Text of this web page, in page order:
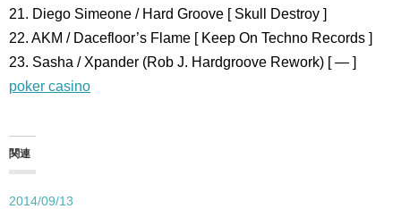
21. Diego Simeone / Hard Groove [ Skull Destroy ]
22. AKM / Dacefloor’s Flame [ Keep On Techno Records ]
23. Sasha / Xpander (Rob J. Hardgroove Rework) [ — ]
poker casino
関連
2014/09/13